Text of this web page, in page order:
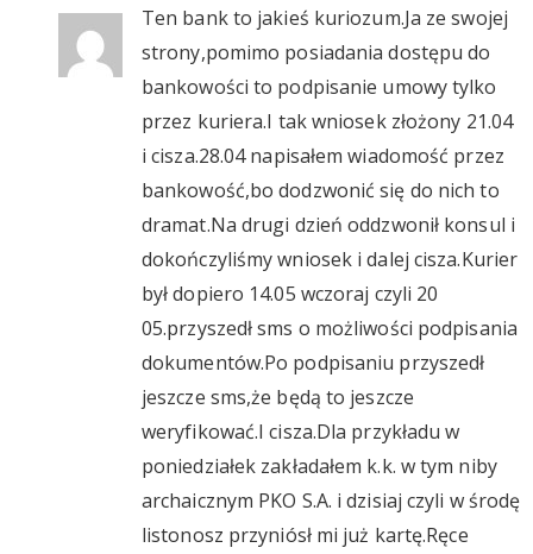
Ten bank to jakieś kuriozum.Ja ze swojej
strony,pomimo posiadania dostępu do
bankowości to podpisanie umowy tylko
przez kuriera.I tak wniosek złożony 21.04
i cisza.28.04 napisałem wiadomość przez
bankowość,bo dodzwonić się do nich to
dramat.Na drugi dzień oddzwonił konsul i
dokończyliśmy wniosek i dalej cisza.Kurier
był dopiero 14.05 wczoraj czyli 20
05.przyszedł sms o możliwości podpisania
dokumentów.Po podpisaniu przyszedł
jeszcze sms,że będą to jeszcze
weryfikować.I cisza.Dla przykładu w
poniedziałek zakładałem k.k. w tym niby
archaicznym PKO S.A. i dzisiaj czyli w środę
listonosz przyniósł mi już kartę.Ręce